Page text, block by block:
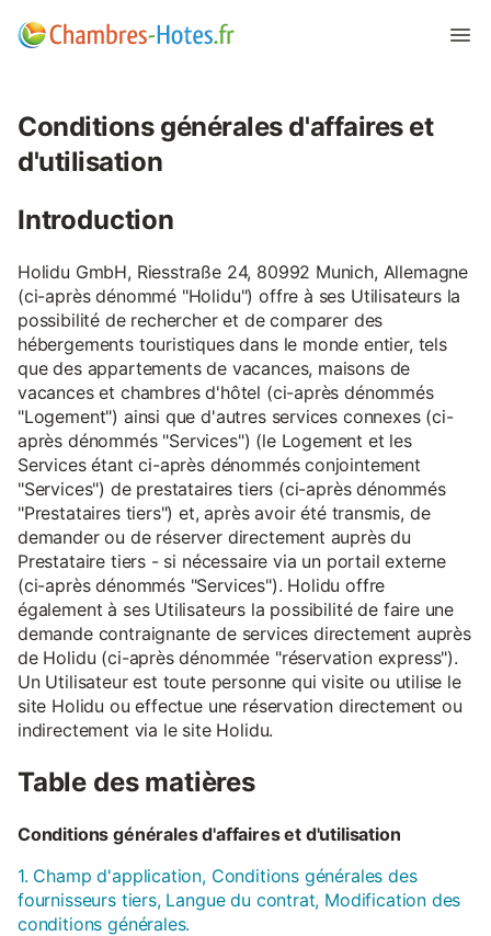
Conditions générales d'affaires et
d'utilisation
Introduction
Holidu GmbH, Riesstraße 24, 80992 Munich, Allemagne
(ci-après dénommé "Holidu") offre à ses Utilisateurs la
possibilité de rechercher et de comparer des
hébergements touristiques dans le monde entier, tels
que des appartements de vacances, maisons de
vacances et chambres d'hôtel (ci-après dénommés
"Logement") ainsi que d'autres services connexes (ci-
après dénommés "Services") (le Logement et les
Services étant ci-après dénommés conjointement
"Services") de prestataires tiers (ci-après dénommés
"Prestataires tiers") et, après avoir été transmis, de
demander ou de réserver directement auprès du
Prestataire tiers - si nécessaire via un portail externe
(ci-après dénommés "Services"). Holidu offre
également à ses Utilisateurs la possibilité de faire une
demande contraignante de services directement auprès
de Holidu (ci-après dénommée "réservation express").
Un Utilisateur est toute personne qui visite ou utilise le
site Holidu ou effectue une réservation directement ou
indirectement via le site Holidu.
Table des matières
Conditions générales d'affaires et d'utilisation
1. Champ d'application, Conditions générales des
fournisseurs tiers, Langue du contrat, Modification des
conditions générales.